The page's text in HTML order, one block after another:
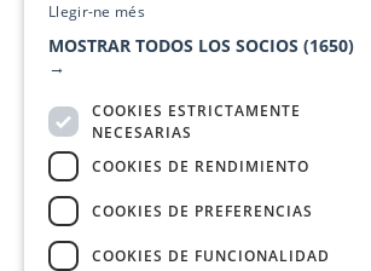
Llegir-ne més
MOSTRAR TODOS LOS SOCIOS (1650)
→
COOKIES ESTRICTAMENTE
NECESARIAS
COOKIES DE RENDIMIENTO
COOKIES DE PREFERENCIAS
COOKIES DE FUNCIONALIDAD